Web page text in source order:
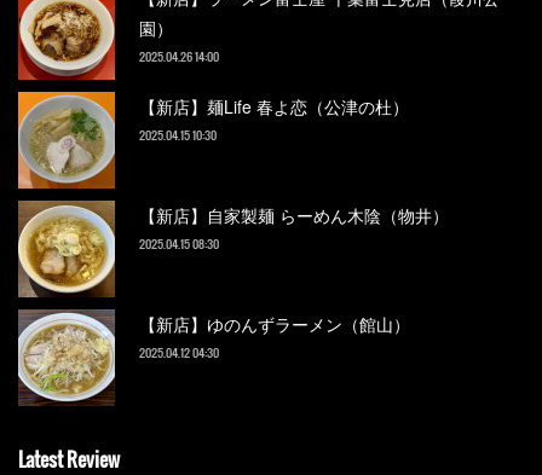
園）
2025.04.26 14:00
【新店】麺Life 春よ恋（公津の杜）
2025.04.15 10:30
【新店】自家製麺 らーめん木陰（物井）
2025.04.15 08:30
【新店】ゆのんずラーメン（館山）
2025.04.12 04:30
Latest Review